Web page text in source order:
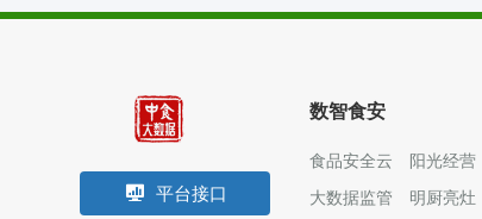
平台接口
数智食安
食品安全云
大数据监管
阳光经营
明厨亮灶